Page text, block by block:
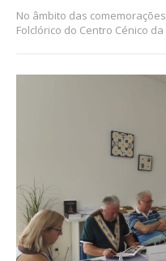
No âmbito das
Folclórico do Centro Cénico